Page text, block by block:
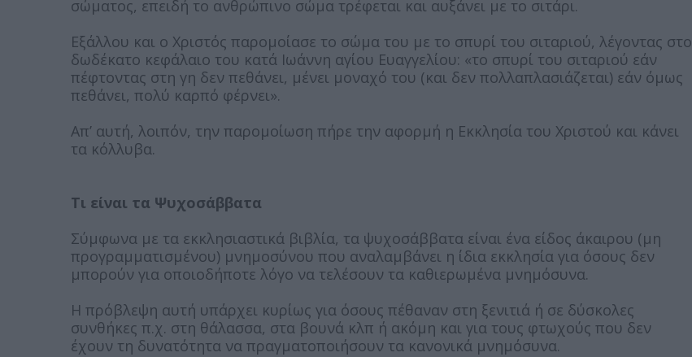
σώματος, επειδή το ανθρώπινο σώμα τρέφεται και αυξάνει με το σιτάρι.
Εξάλλου και ο Χριστός παρομοίασε το σώμα του με το σπυρί του σιταριού, λέγοντας στο
δωδέκατο κεφάλαιο του κατά Ιωάννη αγίου Ευαγγελίου: «το σπυρί του σιταριού εάν
πέφτοντας στη γη δεν πεθάνει, μένει μοναχό του (και δεν πολλαπλασιάζεται) εάν όμως
πεθάνει, πολύ καρπό φέρνει».
Απ’ αυτή, λοιπόν, την παρομοίωση πήρε την αφορμή η Εκκλησία του Χριστού και κάνει
τα κόλλυβα.
Τι είναι τα Ψυχοσάββατα
Σύμφωνα με τα εκκλησιαστικά βιβλία, τα ψυχοσάββατα είναι ένα είδος άκαιρου (μη
προγραμματισμένου) μνημοσύνου που αναλαμβάνει η ίδια εκκλησία για όσους δεν
μπορούν για οποιοδήποτε λόγο να τελέσουν τα καθιερωμένα μνημόσυνα.
Η πρόβλεψη αυτή υπάρχει κυρίως για όσους πέθαναν στη ξενιτιά ή σε δύσκολες
συνθήκες π.χ. στη θάλασσα, στα βουνά κλπ ή ακόμη και για τους φτωχούς που δεν
έχουν τη δυνατότητα να πραγματοποιήσουν τα κανονικά μνημόσυνα.